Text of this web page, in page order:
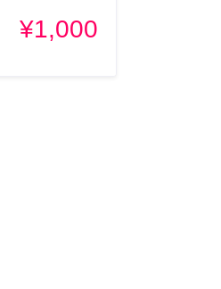
¥1,000